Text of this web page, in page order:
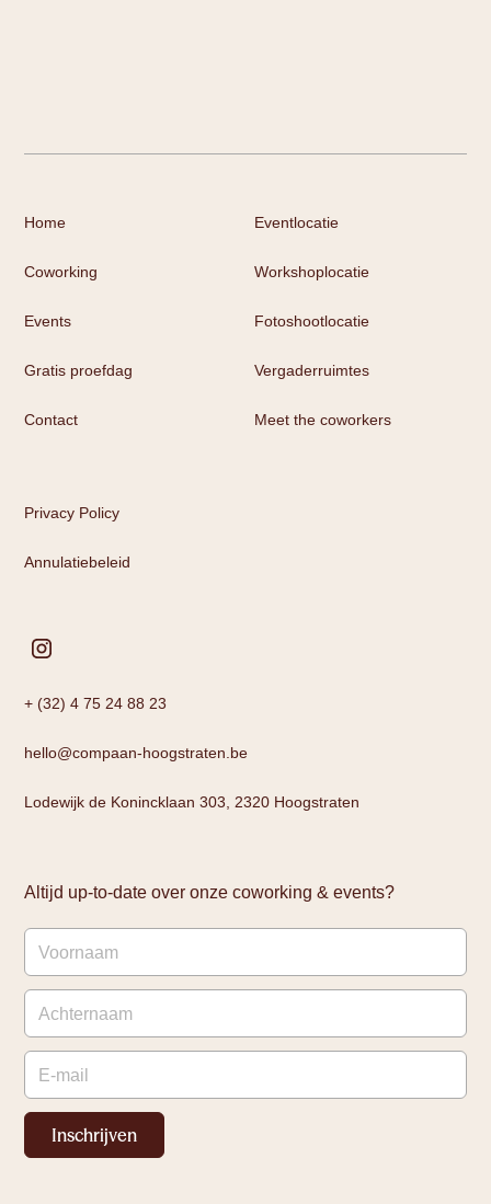
Home
Coworking
Events
Gratis proefdag
Contact
Eventlocatie
Workshoplocatie
Fotoshootlocatie
Vergaderruimtes
Meet the coworkers
Privacy Policy
Annulatiebeleid
+ (32) 4 75 24 88 23
hello@compaan-hoogstraten.be
Lodewijk de Konincklaan 303, 2320 Hoogstraten
Altijd up-to-date over onze coworking & events?